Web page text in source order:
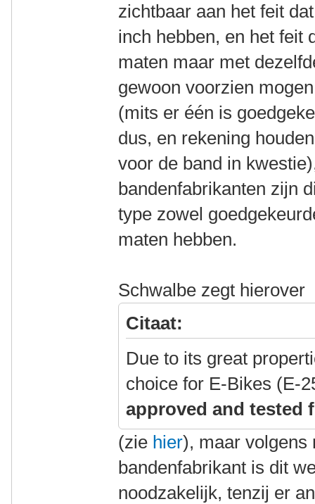
zichtbaar aan het feit
inch hebben, en het feit
maten maar met
gewoon voorzien
(mits er één is
dus, en rekening
voor de band in
bandenfabrikanten zijn
type zowel
maten hebben.
Schwalbe zegt hierover
Citaat:
Due to its great
choice for E-Bikes (E-
approved and tested
(zie hier), maar volgens
bandenfabrikant is dit
noodzakelijk, tenzij er